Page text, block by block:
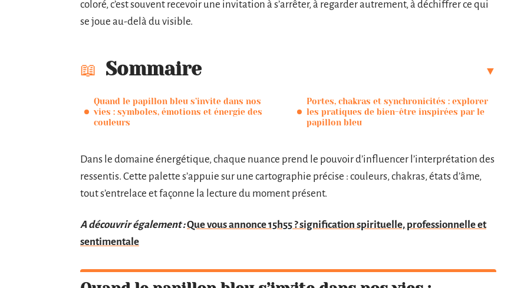
coloré, c’est souvent recevoir une invitation à s’arrêter, à regarder autrement, à déchiffrer ce qui
se joue au-delà du visible.
Sommaire
Quand le papillon bleu s’invite dans nos
vies : symboles, émotions et énergie des
couleurs
Portes, chakras et synchronicités : explorer
les pratiques de bien-être inspirées par le
papillon bleu
Dans le domaine énergétique, chaque nuance prend le pouvoir d’influencer l’interprétation des
ressentis. Cette palette s’appuie sur une cartographie précise : couleurs, chakras, états d’âme,
tout s’entrelace et façonne la lecture du moment présent.
A découvrir également :Que vous annonce 15h55 ? signification spirituelle, professionnelle et
sentimentale